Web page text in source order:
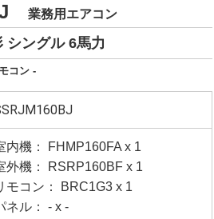
業務用エアコン
シングル 6馬力
コン -
内機： FHMP160FA x 1
外機： RSRP160BF x 1
モコン： BRC1G3 x 1
ネル： - x -